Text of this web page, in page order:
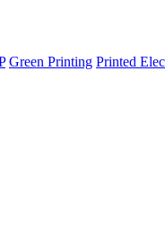
Green Printing Printed